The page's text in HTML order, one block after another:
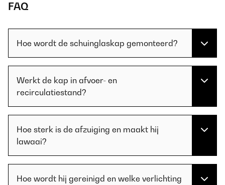
FAQ
Hoe wordt de schuinglaskap gemonteerd?
Werkt de kap in afvoer- en
recirculatiestand?
Hoe sterk is de afzuiging en maakt hij
lawaai?
Hoe wordt hij gereinigd en welke verlichting